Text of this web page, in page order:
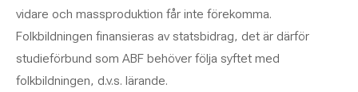
vidare och massproduktion får inte förekomma.
Folkbildningen finansieras av statsbidrag, det är därför
studieförbund som ABF behöver följa syftet med
folkbildningen, d.v.s. lärande.